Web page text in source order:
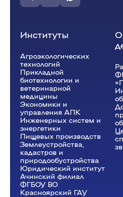
Фотография
Еремина
Институты
Агроэкологических
технологий
Прикладной
биотехнологии и
ветеринарной
медицины
Экономики и
управления АПК
Инженерных систем и
энергетики
Пищевых производств
Землеустройства,
кадастров и
природообустройства
Юридический институт
Ачинский филиал
ФГБОУ ВО
Красноярский ГАУ